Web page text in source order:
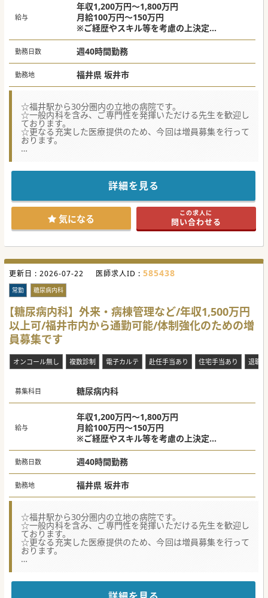
給与
年収1,200万円～1,800万円
月給100万円～150万円
※ご経歴やスキル等を考慮の上決定
※当直代別途支給あり
勤務日数 週40時間勤務
勤務地 福井県 坂井市
☆福井駅から30分圏内の立地の病院です。
☆一般内科を含み、ご専門性を発揮いただける先生を歓迎し
ております。
☆更なる充実した医療提供のため、今回は増員募集を行って
おります。
急性期、回復期、在宅医療、介護はもちろん、健康増進のた
めの取り組みにも力を入れております。
当直回数などによっては年収2,000万円前後の収入も可能で
す。
県外からご転居をご希望の先生も歓迎しております。
ご興味ございましたらお気軽にお問い合わせください。
#秋入職可
詳細を見る
気になる この求人に
問い合わせる
更新日 : 2026-07-22 医師求人ID : 585438
常勤 糖尿病内科
【糖尿病内科】外来・病棟管理など/年収1,500万円
以上可/福井市内から通勤可能/体制強化のための増
員募集です
オンコール無し 複数診制 電子カルテ 赴任手当あり 住宅手当あり 退職
募集科目 糖尿病内科
給与
年収1,200万円～1,800万円
月給100万円～150万円
※ご経歴やスキル等を考慮の上決定
※当直代別途支給あり
勤務日数 週40時間勤務
勤務地 福井県 坂井市
☆福井駅から30分圏内の立地の病院です。
☆一般内科を含み、ご専門性を発揮いただける先生を歓迎し
ております。
☆更なる充実した医療提供のため、今回は増員募集を行って
おります。
急性期、回復期、在宅医療、介護はもちろん、健康増進のた
めの取り組みにも力を入れております。